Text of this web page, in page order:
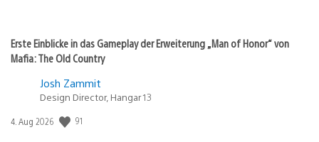
Erste Einblicke in das Gameplay der Erweiterung „Man of Honor“ von
Mafia: The Old Country
Josh Zammit
Design Director, Hangar 13
Veröffentlichungsdatum:
4. Aug 2026 91